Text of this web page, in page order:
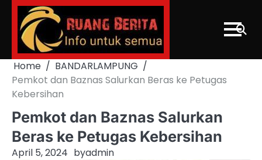
Skip
content
Home
BANDARLAMPUNG
Pemkot dan Baznas Salurkan Beras ke Petugas
Kebersihan
Pemkot dan Baznas Salurkan
Beras ke Petugas Kebersihan
April 5, 2024 byadmin